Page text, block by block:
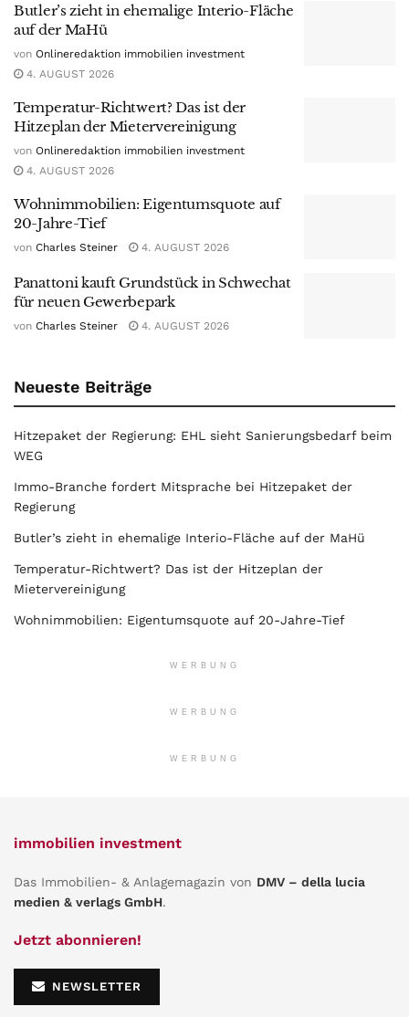
Butler’s zieht in ehemalige Interio-Fläche
auf der MaHü
von Onlineredaktion immobilien investment
4. AUGUST 2026
Temperatur-Richtwert? Das ist der
Hitzeplan der Mietervereinigung
von Onlineredaktion immobilien investment
4. AUGUST 2026
Wohnimmobilien: Eigentumsquote auf
20-Jahre-Tief
von Charles Steiner 4. AUGUST 2026
Panattoni kauft Grundstück in Schwechat
für neuen Gewerbepark
von Charles Steiner 4. AUGUST 2026
Neueste Beiträge
Hitzepaket der Regierung: EHL sieht Sanierungsbedarf beim
WEG
Immo-Branche fordert Mitsprache bei Hitzepaket der
Regierung
Butler’s zieht in ehemalige Interio-Fläche auf der MaHü
Temperatur-Richtwert? Das ist der Hitzeplan der
Mietervereinigung
Wohnimmobilien: Eigentumsquote auf 20-Jahre-Tief
WERBUNG
WERBUNG
WERBUNG
immobilien investment
Das Immobilien- & Anlagemagazin von DMV – della lucia
medien & verlags GmbH.
Jetzt abonnieren!
NEWSLETTER